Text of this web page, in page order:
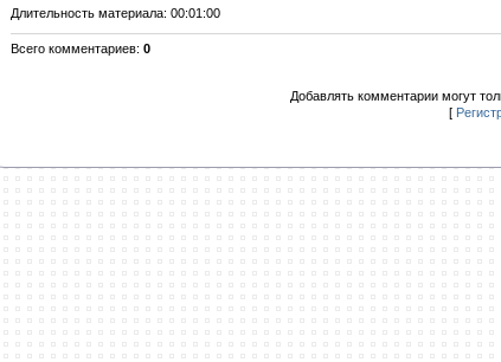
Длительность материала: 00:01:00
Всего комментариев: 0
Добавлять комментарии могут
[